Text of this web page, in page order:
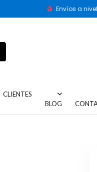
Envíos a
CLIENTES
BLOG